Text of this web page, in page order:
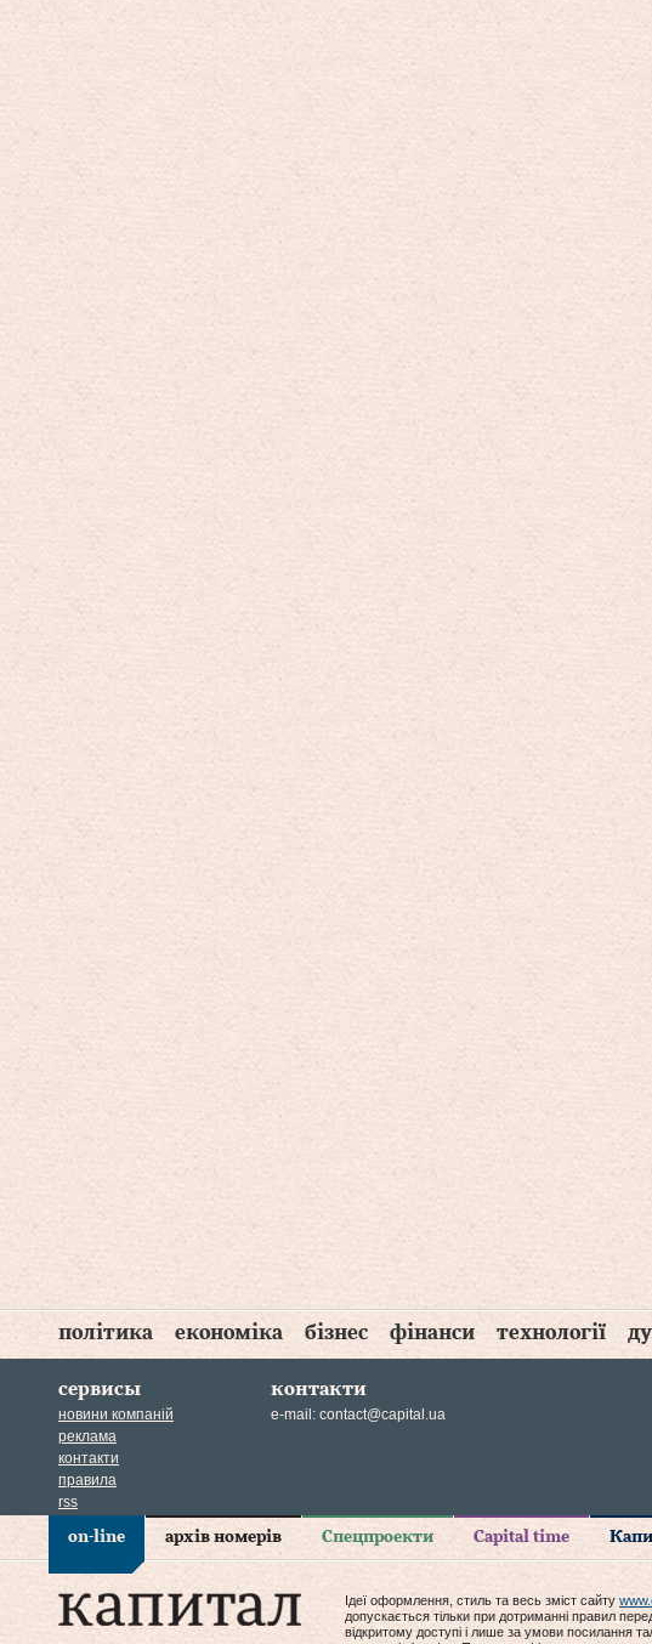
політика економіка бізнес фінанси технології
сервисы
новини компаній
реклама
контакти
правила
rss
контакти
e-mail: contact@capital.ua
on-line архів номерів Спецпроекти Capital time
Ідеї оформлення, стиль та весь зміст сайту
допускається тільки при дотриманні правил
відкритому доступі і лише за умови посилання